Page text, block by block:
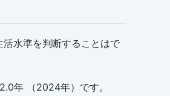
水準を判断することはで
年 （2024年）です。